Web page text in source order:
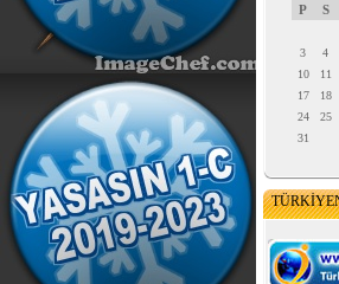
P S
3
4
10
11
17
18
24
25
31